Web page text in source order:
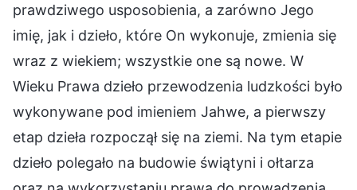
prawdziwego usposobienia, a zarówno Jego
imię, jak i dzieło, które On wykonuje, zmienia się
wraz z wiekiem; wszystkie one są nowe. W
Wieku Prawa dzieło przewodzenia ludzkości było
wykonywane pod imieniem Jahwe, a pierwszy
etap dzieła rozpoczął się na ziemi. Na tym etapie
dzieło polegało na budowie świątyni i ołtarza